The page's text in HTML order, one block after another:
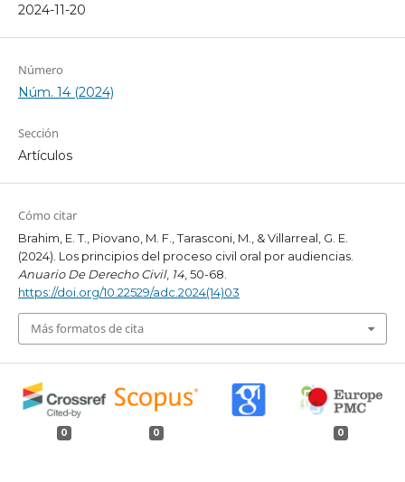
2024-11-20
Número
Núm. 14 (2024)
Sección
Artículos
Cómo citar
Brahim, E. T., Piovano, M. F., Tarasconi, M., & Villarreal, G. E.
(2024). Los principios del proceso civil oral por audiencias.
Anuario De Derecho Civil, 14, 50-68.
https://doi.org/10.22529/adc.2024(14)03
Más formatos de cita
0 0 0